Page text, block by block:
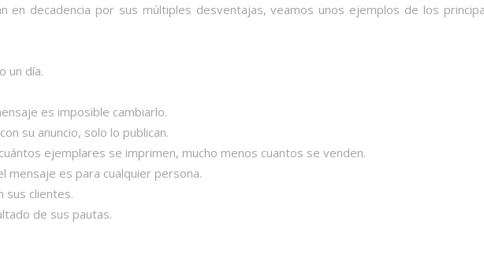
en decadencia por sus múltiples desventajas, veamos unos ejemplos de los
un día.
es imposible cambiarlo.
su anuncio, solo lo publican.
ejemplares se imprimen, mucho menos cuantos se venden.
mensaje es para cualquier persona.
sus clientes.
de sus pautas.